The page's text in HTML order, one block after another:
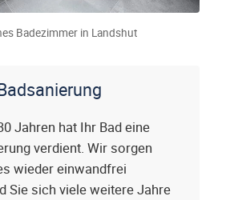
Badezimmer in Landshut
Jahren hat Ihr Bad eine
verdient. Wir sorgen
wieder einwandfrei
Sie sich viele weitere Jahre